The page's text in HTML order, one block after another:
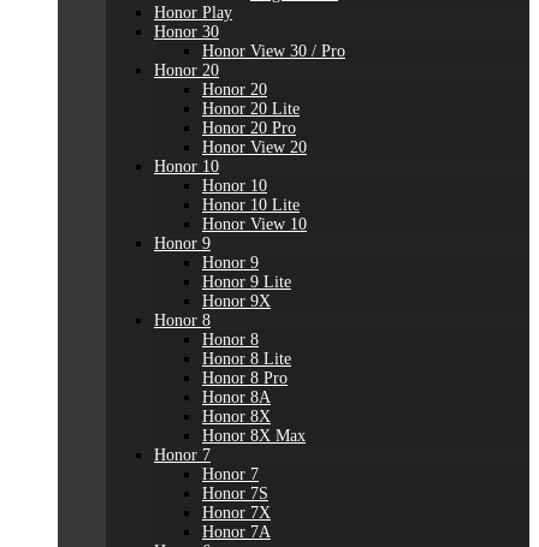
Honor Play
Honor 30
Honor View 30 / Pro
Honor 20
Honor 20
Honor 20 Lite
Honor 20 Pro
Honor View 20
Honor 10
Honor 10
Honor 10 Lite
Honor View 10
Honor 9
Honor 9
Honor 9 Lite
Honor 9X
Honor 8
Honor 8
Honor 8 Lite
Honor 8 Pro
Honor 8A
Honor 8X
Honor 8X Max
Honor 7
Honor 7
Honor 7S
Honor 7X
Honor 7A